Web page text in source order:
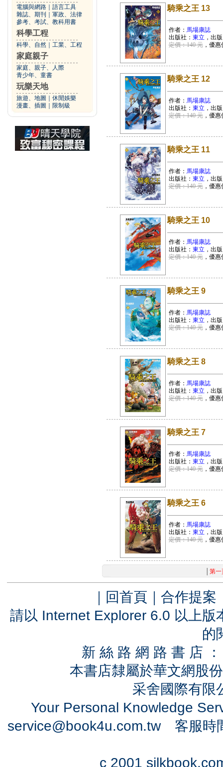
電腦與網路
語言工具
雜誌、期刊
軍政、法律
參考、考試、教科用書
科學工程
科學、自然 工業、工程
家庭親子
家庭、親子、人際
青少年、童書
玩樂天地
旅遊、地圖
休閒娛樂
漫畫、插圖
限制級
騎乘之王 13
作者： 馬場康誌
出版社： 東立 ，出
定價：140 元，優惠
騎乘之王 12
作者： 馬場康誌
出版社： 東立 ，出
定價：140 元，優惠
騎乘之王 11
作者： 馬場康誌
出版社： 東立 ，出
定價：140 元，優惠
騎乘之王 10
作者： 馬場康誌
出版社： 東立 ，出
定價：140 元，優惠
騎乘之王 9
作者： 馬場康誌
出版社： 東立 ，出
定價：140 元，優惠
騎乘之王 8
作者： 馬場康誌
出版社： 東立 ，出
定價：140 元，優惠
騎乘之王 7
作者： 馬場康誌
出版社： 東立 ，出
定價：140 元，優惠
騎乘之王 6
作者： 馬場康誌
出版社： 東立 ，出
定價：140 元，優惠
第一
｜ 回首頁 ｜ 合作提案
請以 Internet Explorer 6.0 以上
的
新 絲 路 網 路 書 店
本書店隸屬於華文網股
采舍國際有
Your Personal Knowledge
service@book4u.com.tw客服時
c 2001